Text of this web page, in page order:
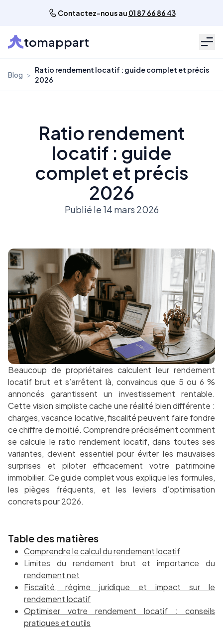
Contactez-nous au 01 87 66 86 43
tomappart
Blog >
Ratio rendement locatif : guide complet et précis
2026
Ratio rendement
locatif : guide
complet et précis
2026
Publié le 14 mars 2026
Beaucoup de propriétaires calculent leur rendement
locatif brut et s’arrêtent là, convaincus que 5 ou 6 %
annoncés garantissent un investissement rentable.
Cette vision simpliste cache une réalité bien différente :
charges, vacance locative, fiscalité peuvent faire fondre
ce chiffre de moitié. Comprendre précisément comment
se calcule le ratio rendement locatif, dans toutes ses
variantes, devient essentiel pour éviter les mauvaises
surprises et piloter efficacement votre patrimoine
immobilier. Ce guide complet vous explique les formules,
les pièges fréquents, et les leviers d’optimisation
concrets pour 2026.
Table des matières
Comprendre le calcul du rendement locatif
Limites du rendement brut et importance du
rendement net
Fiscalité, régime juridique et impact sur le
rendement locatif
Optimiser votre rendement locatif : conseils
pratiques et outils